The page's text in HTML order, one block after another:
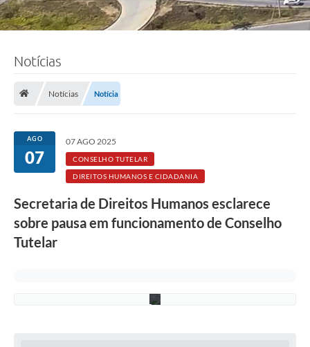
Notícias
Notícias Notícia
AGO
07
07 AGO 2025
CONSELHO TUTELAR
DIREITOS HUMANOS E CIDADANIA
Secretaria de Direitos Humanos esclarece
sobre pausa em funcionamento de Conselho
Tutelar
:
I
a
b
e